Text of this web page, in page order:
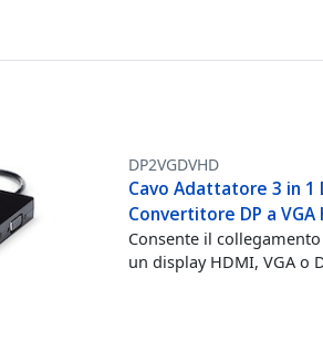
DP2VGDVHD
Cavo Adattatore 3 in 1
Convertitore DP a VGA
Consente il
un display HDMI, VGA o